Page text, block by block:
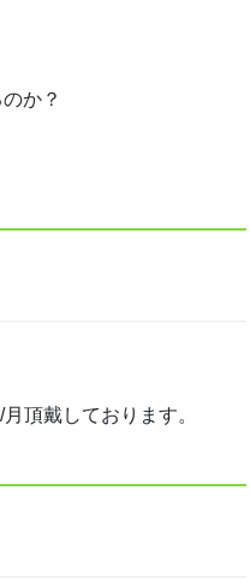
か？
頂戴しております。